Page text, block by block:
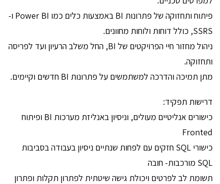
פיתוח ותחזוקה של פתרונות BI באמצעות כלים כמו Power BI ו-
SSRS, כולל דוחות ולוחות מחוונים.
ניהול מחזור חיי הפרויקטים של BI, החל משלב הרעיון ועד לפריסה
ותחזוקה.
מתן תמיכה והדרכה למשתמשים על פתרונות BI חדשים וקיימים.
דרישות תפקיד:
כישורים אנליטיים מעולים, וניסיון באנליזת מערכות BI ופיתוח
Fronted
כישורי SQL חזקים עם לפחות שנתיים ניסיון בעבודה בסביבות
SQL מורכבות- חובה
תשומת לב לפרטים ויכולת גישה שיטתית לפתרון תקלות ופתרון